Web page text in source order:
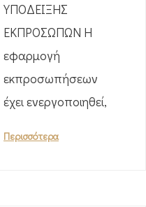
ΥΠΟΔΕΙΞΗΣ
ΕΚΠΡΟΣΩΠΩΝ Η
εφαρμογή
εκπροσωπήσεων
έχει ενεργοποιηθεί,
Περισσότερα